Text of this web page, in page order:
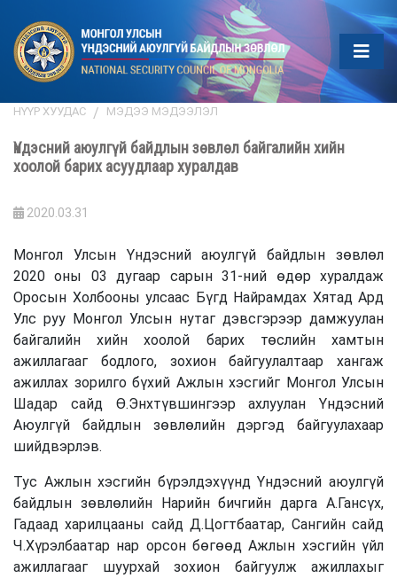
НҮҮР ХУУДАС МЭДЭЭ МЭДЭЭЛЭЛ
Үндэсний аюулгүй байдлын зөвлөл байгалийн хийн
хоолой барих асуудлаар хуралдав
2020.03.31
Монгол Улсын Үндэсний аюулгүй байдлын зөвлөл
2020 оны 03 дугаар сарын 31-ний өдөр хуралдаж
Оросын Холбооны улсаас Бүгд Найрамдах Хятад Ард
Улс руу Монгол Улсын нутаг дэвсгэрээр дамжуулан
байгалийн хийн хоолой барих төслийн хамтын
ажиллагааг бодлого, зохион байгуулалтаар хангаж
ажиллах зорилго бүхий Ажлын хэсгийг Монгол Улсын
Шадар сайд Ө.Энхтүвшингээр ахлуулан Үндэсний
Аюулгүй байдлын зөвлөлийн дэргэд байгуулахаар
шийдвэрлэв.
Тус Ажлын хэсгийн бүрэлдэхүүнд Үндэсний аюулгүй
байдлын зөвлөлийн Нарийн бичгийн дарга А.Гансүх,
Гадаад харилцааны сайд Д.Цогтбаатар, Сангийн сайд
Ч.Хүрэлбаатар нар орсон бөгөөд Ажлын хэсгийн үйл
ажиллагааг шуурхай зохион байгуулж ажиллахыг